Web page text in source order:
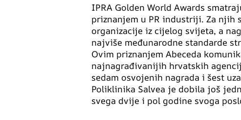
IPRA Golden World Awards
priznanjem u PR industriji. Za njih
organizacije iz cijelog svijeta, a
najviše međunarodne standarde
Ovim priznanjem Abeceda
najnagrađivanijih hrvatskih
sedam osvojenih nagrada i šest
Poliklinika Salvea je dobila još
svega dvije i pol godine svoga